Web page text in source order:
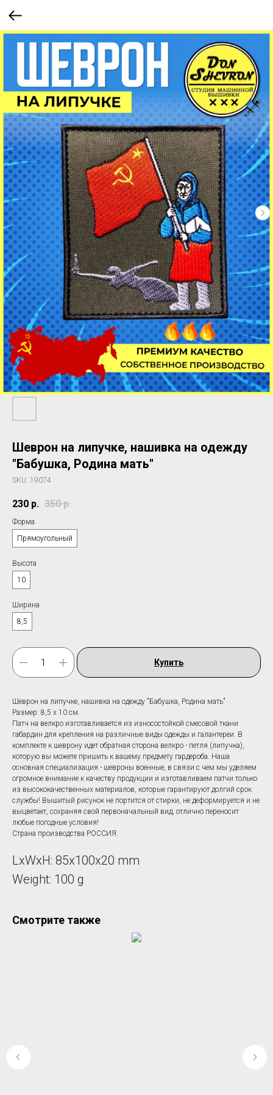
Шеврон на липучке, нашивка на одежду
"Бабушка, Родина мать"
SKU: 19074
230 р. 350 р.
Форма
Прямоугольный
Высота
10
Ширина
8,5
Купить
Шеврон на липучке, нашивка на одежду "Бабушка, Родина мать"
Размер: 8,5 х 10 см.
Патч на велкро изготавливается из износостойкой смесовой ткани
габардин для крепления на различные виды одежды и галантереи. В
комплекте к шеврону идет обратная сторона велкро - петля (липучка),
которую вы можете пришить к вашему предмету гардероба. Наша
основная специализация - шевроны военные, в связи с чем мы уделяем
огромное внимание к качеству продукции и изготавливаем патчи только
из высококачественных материалов, которые гарантируют долгий срок
службы! Вышитый рисунок не портится от стирки, не деформируется и не
выцветает, сохраняя свой первоначальный вид, отлично переносит
любые погодные условия!
Страна производства РОССИЯ.
LxWxH: 85x100x20 mm
Weight: 100 g
Смотрите также